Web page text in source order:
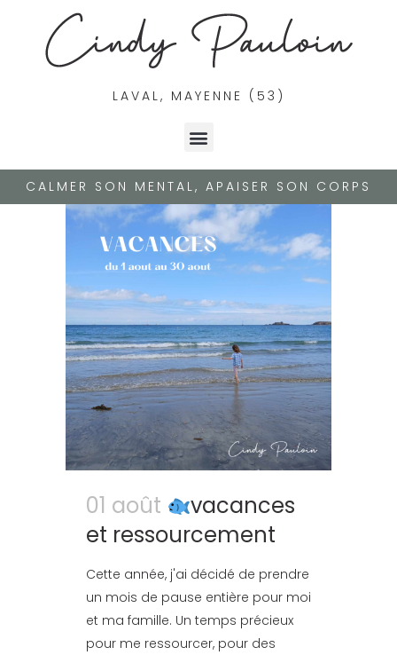
LAVAL, MAYENNE (53)
CALMER SON MENTAL, APAISER SON CORPS
01 août
vacances
et ressourcement
Cette année, j'ai décidé de prendre
un mois de pause entière pour moi
et ma famille. Un temps précieux
pour me ressourcer, pour des